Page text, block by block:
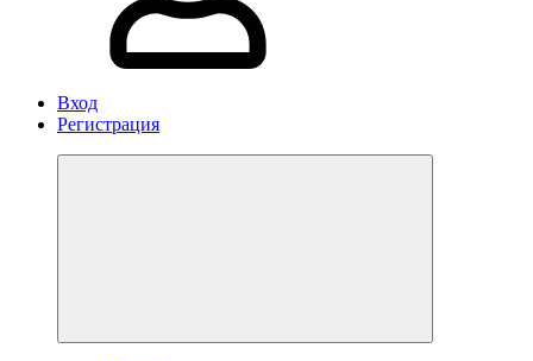
Вход
Регистрация